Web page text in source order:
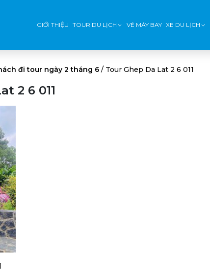
GIỚI THIỆU TOUR DU LỊCH VÉ MÁY BAY XE DU LỊCH
đi tour ngày 2 tháng 6 / Tour Ghep Da Lat 2 6 011
2 6 011